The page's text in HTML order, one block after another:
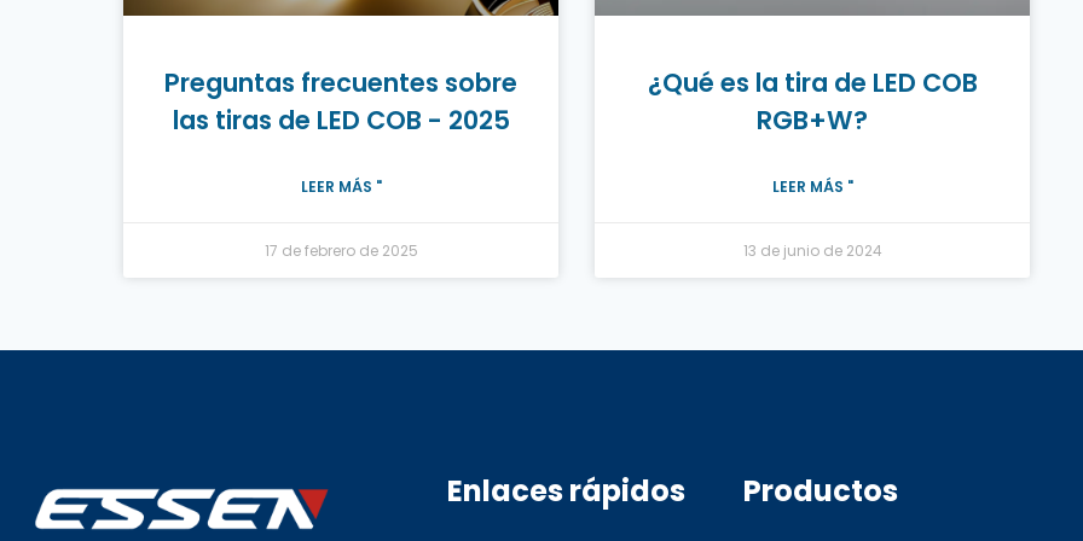
Preguntas frecuentes sobre
las tiras de LED COB - 2025
LEER MÁS "
17 de febrero de 2025
¿Qué es la tira de LED COB
RGB+W?
LEER MÁS "
13 de junio de 2024
Enlaces rápidos Productos